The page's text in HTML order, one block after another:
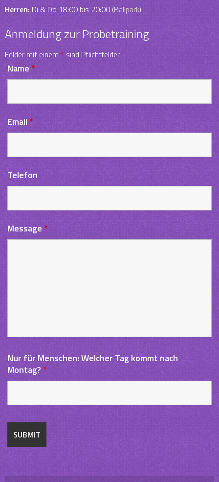
Herren: Di & Do 18:00 bis 20:00 (Ballpark)
Anmeldung zur Probetraining
Felder mit einem* sind Pflichtfelder
Name*
Email*
Telefon
Message *
Nur für Menschen: Welcher Tag kommt nach
Montag? *